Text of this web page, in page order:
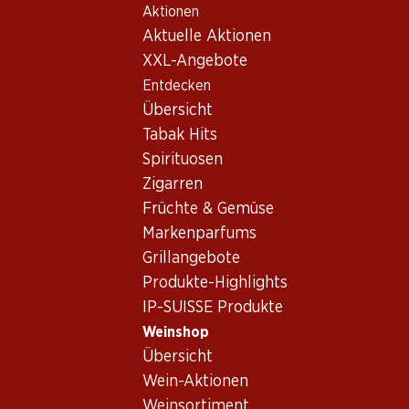
Aktionen
Aktuelle Aktionen
XXL-Angebote
Entdecken
Übersicht
Tabak Hits
Spirituosen
Zigarren
Früchte & Gemüse
Markenparfums
Grillangebote
Produkte-Highlights
IP-SUISSE Produkte
Weinshop
Übersicht
Wein-Aktionen
Wein/Champagner
Bordeaux Echo de Lynch Bages
Echo de Lynch Bages
Frankreich,Bordeaux
Dichtes Rubinrot. Aromen von Cassis, Moccha, Sandelhol und